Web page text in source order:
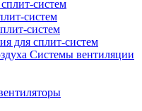
систем
систем
систем
для сплит-систем
Системы вентиляции